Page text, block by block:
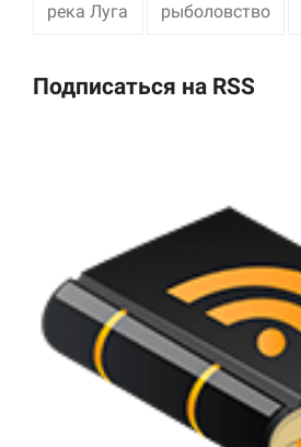
река Луга рыболовство
Подписаться на RSS